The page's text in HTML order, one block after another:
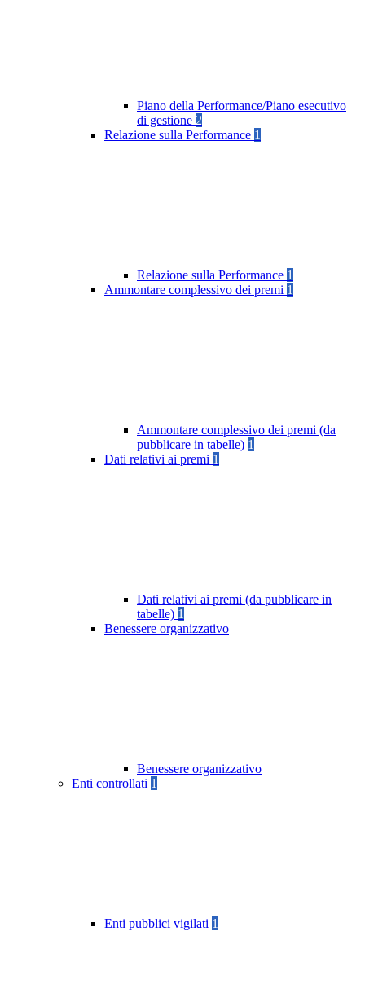
Piano della Performance/Piano esecutivo
di gestione 2
Relazione sulla Performance 1
Relazione sulla Performance 1
Ammontare complessivo dei premi 1
Ammontare complessivo dei premi (da
pubblicare in tabelle) 1
Dati relativi ai premi 1
Dati relativi ai premi (da pubblicare in
tabelle) 1
Benessere organizzativo
Benessere organizzativo
Enti controllati 1
Enti pubblici vigilati 1